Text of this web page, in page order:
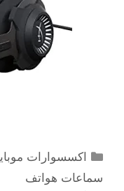
التصنيفات
اكسسوارات
سماعات هواتف